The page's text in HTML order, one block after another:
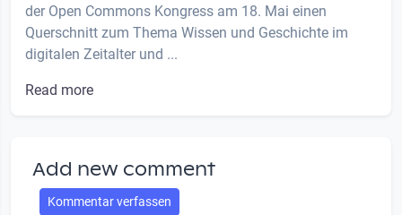
der Open Commons Kongress am 18. Mai einen
Querschnitt zum Thema Wissen und Geschichte im
digitalen Zeitalter und ...
Read more
Add new comment
Kommentar verfassen